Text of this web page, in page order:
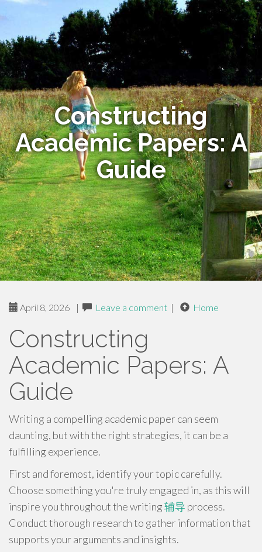
Constructing
Academic Papers: A
Guide
April 8, 2026 | Leave a comment | Home
Constructing
Academic Papers: A
Guide
Writing a compelling academic paper can seem
daunting, but with the right strategies, it can be a
fulfilling experience.
First and foremost, identify your topic carefully.
Choose something you're truly engaged in, as this will
inspire you throughout the writing辅导 process.
Conduct thorough research to gather information that
supports your arguments and insights.